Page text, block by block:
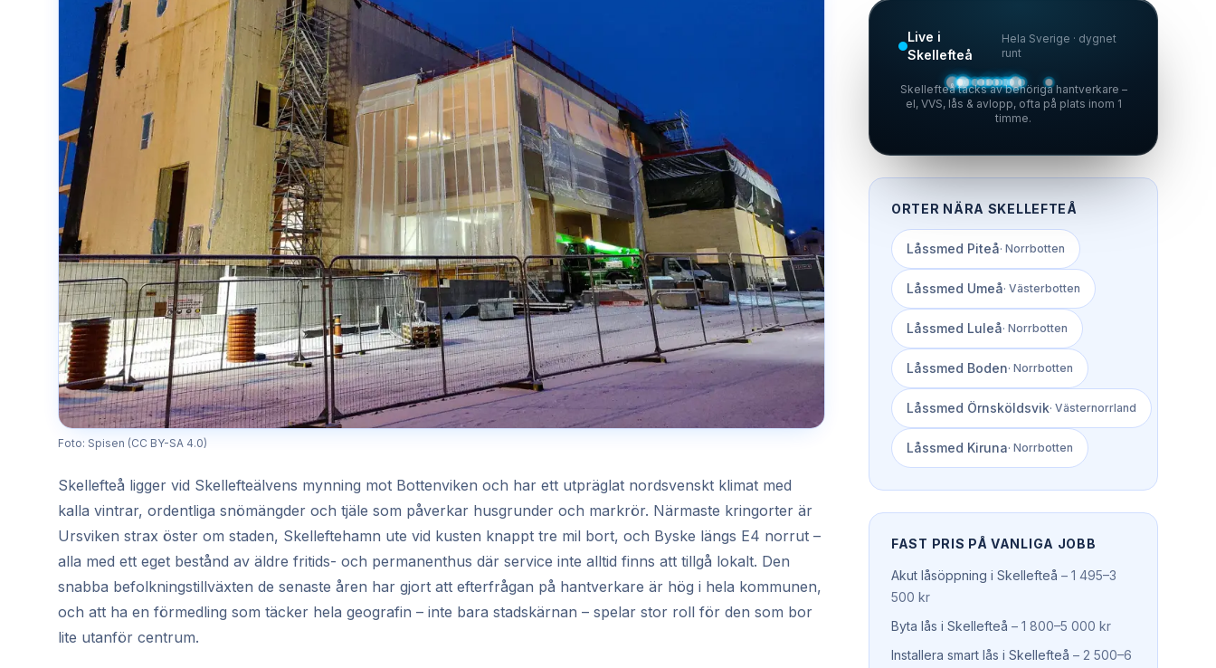
Foto: Spisen (CC BY-SA 4.0)
Skellefteå ligger vid Skellefteälvens mynning mot Bottenviken och har ett utpräglat nordsvenskt klimat med
kalla vintrar, ordentliga snömängder och tjäle som påverkar husgrunder och markrör. Närmaste kringorter är
Ursviken strax öster om staden, Skelleftehamn ute vid kusten knappt tre mil bort, och Byske längs E4 norrut –
alla med ett eget bestånd av äldre fritids- och permanenthus där service inte alltid finns att tillgå lokalt. Den
snabba befolkningstillväxten de senaste åren har gjort att efterfrågan på hantverkare är hög i hela kommunen,
och att ha en förmedling som täcker hela geografin – inte bara stadskärnan – spelar stor roll för den som bor
lite utanför centrum.
Live i
Skellefteå
Hela Sverige · dygnet
runt
Skellefteå täcks av behöriga hantverkare –
el, VVS, lås & avlopp, ofta på plats inom 1
timme.
ORTER NÄRA SKELLEFTEÅ
Låssmed Piteå· Norrbotten
Låssmed Umeå· Västerbotten
Låssmed Luleå· Norrbotten
Låssmed Boden· Norrbotten
Låssmed Örnsköldsvik· Västernorrland
Låssmed Kiruna· Norrbotten
FAST PRIS PÅ VANLIGA JOBB
Akut låsöppning i Skellefteå – 1 495–3
500 kr
Byta lås i Skellefteå – 1 800–5 000 kr
Installera smart lås i Skellefteå – 2 500–6